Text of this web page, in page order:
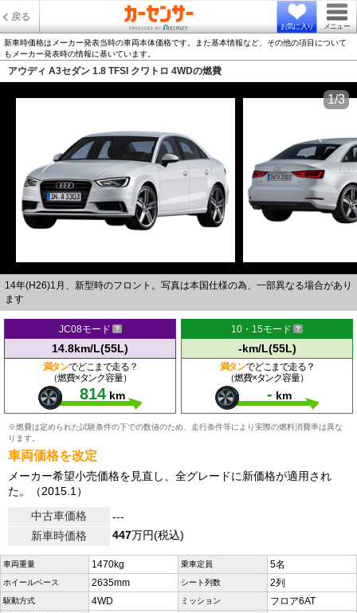
戻る
お気に入り メニュー
新車時価格はメーカー発表当時の車両本体価格です。また基本情報など、その他の項目について
もメーカー発表時の情報に基いています。
アウディ A3セダン 1.8 TFSI クワトロ 4WDの燃費
14年(H26)1月、新型時のフロント。写真は本国仕様の為、一部異なる場合があり
ます
1/3
JC08モード
14.8km/L(55L)
満タンでどこまで走る？
（燃費×タンク容量）
814 km
10・15モード
-km/L(55L)
満タンでどこまで走る？
（燃費×タンク容量）
- km
※燃費は定められた試験条件の下での数値のため、走行条件等により実際の燃料消費率は異な
ります。
車両価格を改定
メーカー希望小売価格を見直し、全グレードに新価格が適用され
た。（2015.1）
中古車価格
---
新車時価格
447万円(税込)
車両重量 1470kg 乗車定員 5名
ホイールベース 2635mm シート列数 2列
駆動方式 4WD ミッション フロア6AT